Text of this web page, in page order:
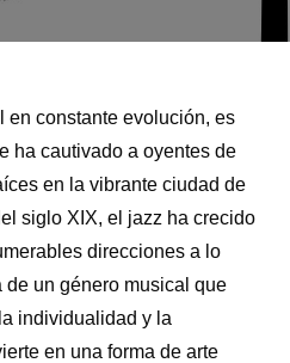
en constante evolución, es
ha cautivado a oyentes de
en la vibrante ciudad de
siglo XIX, el jazz ha crecido
direcciones a lo
de un género musical que
individualidad y la
en una forma de arte